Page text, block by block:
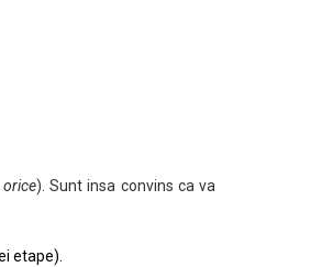
orice). Sunt insa convins ca va
etape).